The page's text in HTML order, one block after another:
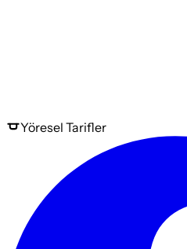
Yöresel Tarifler